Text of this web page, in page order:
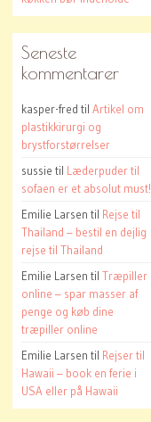
Seneste
kommentarer
kasper-fred til Artikel om
plastikkirurgi og
brystforstørrelser
sussie til Læderpuder til
sofaen er et absolut must!
Emilie Larsen til Rejse til
Thailand – bestil en dejlig
rejse til Thailand
Emilie Larsen til Træpiller
online – spar masser af
penge og køb dine
træpiller online
Emilie Larsen til Rejser til
Hawaii – book en ferie i
USA eller på Hawaii